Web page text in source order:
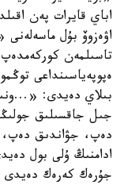
اباي قايرات پەن
اۋەزوۆ بۇل ماسەلەنى
تاسىلمەن
ەپوپەياسىنداعى
بىلاي دەيدى:
جىل جاقسىلىق
دەپ، جۋاندىق دەپ،
ادامنىڭ ۇلى بول
جۇرەك كەرەك